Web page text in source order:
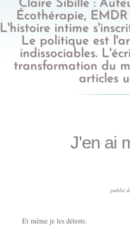
Claire Sibille :
Écothérapie,
L'histoire intime
Le politique est
indissociables.
transformation du
articles
J'en ai
publié
Et même je les déteste.